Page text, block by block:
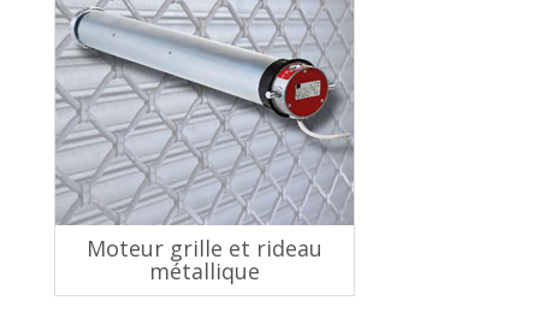
Moteur grille et rideau
métallique